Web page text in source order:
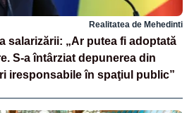
Realitatea de Mehedinti
salarizării: „Ar putea fi adoptată
S-a întârziat depunerea din
iresponsabile în spaţiul public”